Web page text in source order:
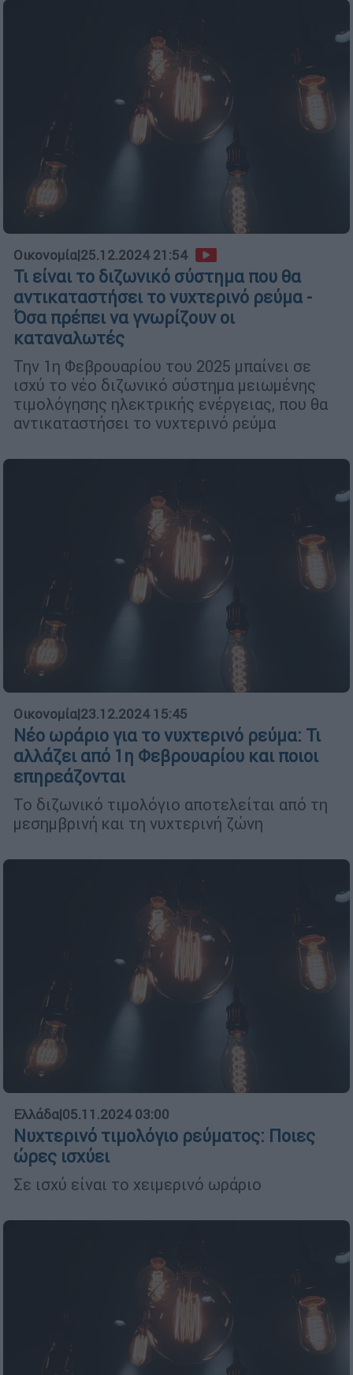
Οικονομία|25.12.2024 21:54
Τι είναι το διζωνικό σύστημα που θα
αντικαταστήσει το νυχτερινό ρεύμα -
Όσα πρέπει να γνωρίζουν οι
καταναλωτές
Την 1η Φεβρουαρίου του 2025 μπαίνει σε
ισχύ το νέο διζωνικό σύστημα μειωμένης
τιμολόγησης ηλεκτρικής ενέργειας, που θα
αντικαταστήσει το νυχτερινό ρεύμα
Οικονομία|23.12.2024 15:45
Νέο ωράριο για το νυχτερινό ρεύμα: Τι
αλλάζει από 1η Φεβρουαρίου και ποιοι
επηρεάζονται
Το διζωνικό τιμολόγιο αποτελείται από τη
μεσημβρινή και τη νυχτερινή ζώνη
Ελλάδα|05.11.2024 03:00
Νυχτερινό τιμολόγιο ρεύματος: Ποιες
ώρες ισχύει
Σε ισχύ είναι το χειμερινό ωράριο